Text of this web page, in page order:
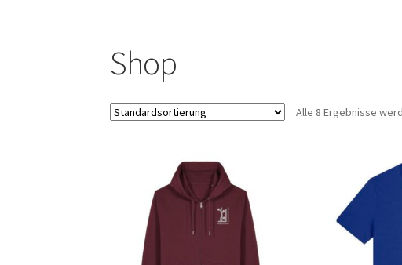
Shop
Alle 8 Ergebnisse